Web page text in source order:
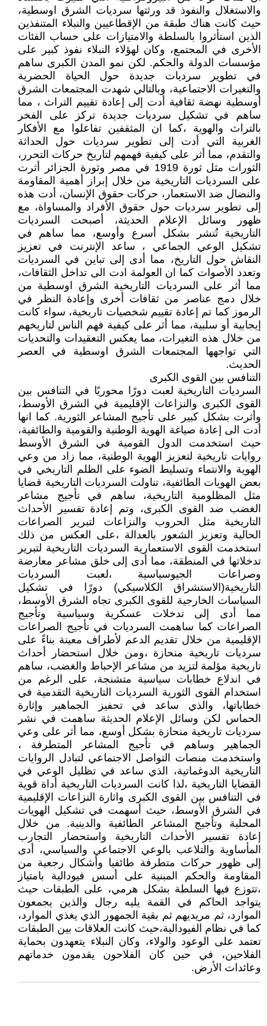
والاستغلال والنفوذ قد ورثتها سرديات الشرق اوسطية،
حيث كانت هناك طبقة من الإقطاعيين والنبلاء المتنفذين
الذين استأثروا بالسلطة والامتيازات على حساب الفئات
الأخرى في المجتمع، وكان لهؤلاء النبلاء نفوذ كبير على
مؤسسات الدولة والحكم. لكن نمو المدن الكبرى ساهم
في تطوير سرديات جديدة حول الحياة الحضرية
والتغيرات الاجتماعية، وبالتالي شهدت المجتمعات الشرق
أوسطية نهضة ثقافية أدت إلى إعادة تقييم التراث ، مما
ساهم في تشكيل سرديات جديدة تركز على الفخر
بالتراث والهوية ،كما ان المثقفين تفاعلوا مع الأفكار
الغربية التي أدت إلى تطوير سرديات حول الحداثة
والتقدم، مما أثر على كيفية فهمهم لتاريخ حركات التحرر،
الثورات مثل ثورة 1919 في مصر وثورة الجزائر أثرت
على السرديات التاريخية من خلال إبراز أهمية المقاومة
والنضال ضد الاستعمار، حركات حقوق الإنسان، أدت هذه
إلى تطوير سرديات حول حقوق الأفراد والمساواة، مع
ظهور وسائل الإعلام الحديثة، أصبحت السرديات
التاريخية تُنشر بشكل أسرع وأوسع، مما ساهم في
تشكيل الوعي الجماعي ، ساعد الإنترنت في تعزيز
النقاش حول التاريخ، مما أدى إلى تباين في السرديات
وتعدد الأصوات كما ان العولمة ادت الى تداخل الثقافات،
مما أثر على السرديات التاريخية الشرق اوسطية من
خلال دمج عناصر من ثقافات أخرى وإعادة النظر في
الرموز كما تم إعادة تقييم شخصيات تاريخية، سواء كانت
إيجابية أو سلبية، مما أثر على كيفية فهم الناس لتاريخهم
من خلال هذه التغيرات، مما يعكس التعقيدات والتحديات
التي تواجهها المجتمعات الشرق اوسطية في العصر
الحديث.
التنافس بين القوى الكبرى
السرديات التاريخية لعبت دورًا محوريًا في التنافس بين
القوى الكبرى والنزاعات الإقليمية في الشرق الأوسط،
وأثرت بشكل كبير على تأجيج المشاعر الثورية. كما انها
أدت الى إعادة صياغة الهوية الوطنية والقومية والطائفية،
حيث استخدمت الدول القومية في الشرق الأوسط
روايات تاريخية لتعزيز الهوية الوطنية، مما زاد من وعي
الهوية والانتماء وتسليط الضوء على الظلم التاريخي في
بعض الهويات الطائفية، تناولت السرديات التاريخية قضايا
مثل المظلومية التاريخية، ساهم في تأجيج مشاعر
الغضب ضد القوى الكبرى، وتم إعادة تفسير الأحداث
التاريخية مثل الحروب والنزاعات لتبرير الصراعات
الحالية وتعزيز الشعور بالعدالة ،على العكس من ذلك
استخدمت القوى الاستعمارية السرديات التاريخية لتبرير
تدخلاتها في المنطقة، مما أدى إلى خلق مشاعر معارضة
وصراعات الجيوسياسية ،لعبت السرديات
التاريخية(الاستشراق الكلاسيكي) دورًا في تشكيل
السياسات الخارجية للقوى الكبرى تجاه الشرق الأوسط،
مما أدى إلى تدخلات عسكرية وسياسية وتأجيج
الصراعات كما ساهمت السرديات في تأجيج الصراعات
الإقليمية من خلال تقديم الدعم لأطراف معينة بناءً على
سرديات تاريخية منحازة ،ومن خلال استحضار أحداث
تاريخية مؤلمة لتزيد من مشاعر الإحباط والغضب، ساهم
في اندلاع خطابات سياسية متشنجة، على الرغم من
استخدام القوى الثورية السرديات التاريخية التقدمية في
خطاباتها، والذي ساعد في تحفيز الجماهير وإثارة
الحماس لكن وسائل الإعلام الحديثة ساهمت في نشر
سرديات تاريخية منحازة بشكل أوسع، مما أثر على وعي
الجماهير وساهم في تأجيج المشاعر المتطرفة ،
واستخدمت منصات التواصل الاجتماعي لتبادل الروايات
التاريخية الدوغماتية، الذي ساعد في تظليل الوعي في
القضايا التاريخية ،لذا كانت السرديات التاريخية أداة قوية
في التنافس بين القوى الكبرى واثارة النزاعات الإقليمية
في الشرق الأوسط، حيث أسهمت في تشكيل الهويات
المحلية وتأجيج المشاعر الطائفية والدينية. من خلال
إعادة تفسير الأحداث التاريخية واستحضار التجارب
المأساوية والتلاعب بالوعي الاجتماعي والسياسي، أدى
إلى ظهور حركات متطرفة طائفيا وأشكال رجعية من
المقاومة والحكم المبنية على أسس فيودالية بامتياز
،تتوزع فيها السلطة بشكل هرمي، على الطبقات حيث
يتواجد الحاكم في القمة يليه رجال والذين يجمعون
الموارد، ثم مريديهم ثم بقية الجمهور الذي يغذي الموارد،
كما في نظام الفيودالية،حيث كانت العلاقات بين الطبقات
تعتمد على الوعود والولاء، وكان النبلاء يتعهدون بحماية
الفلاحين، في حين كان الفلاحون يقدمون خدماتهم
وعائدات الأرض.